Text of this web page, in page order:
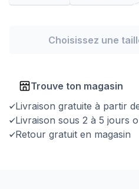
Choisissez une
Trouve ton magasin
Livraison gratuite à partir
Livraison sous 2 à 5 jours
Retour gratuit en magasin